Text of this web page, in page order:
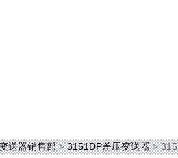
送器销售部>3151DP差压变送器>